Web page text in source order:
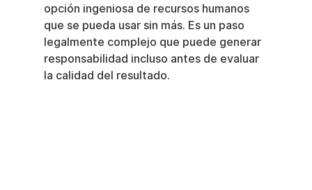
opción ingeniosa de recursos humanos
que se pueda usar sin más. Es un paso
legalmente complejo que puede generar
responsabilidad incluso antes de evaluar
la calidad del resultado.